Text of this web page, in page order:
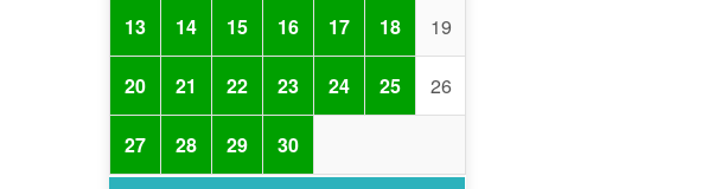
13 14 15 16 17 18 19
20 21 22 23 24 25 26
27 28 29 30